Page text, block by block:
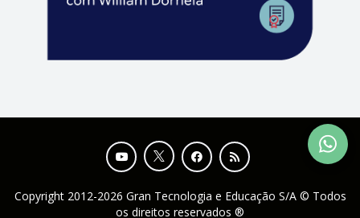
Copyright 2012-2026 Gran Tecnologia e Educação S/A © Todos
os direitos reservados ®